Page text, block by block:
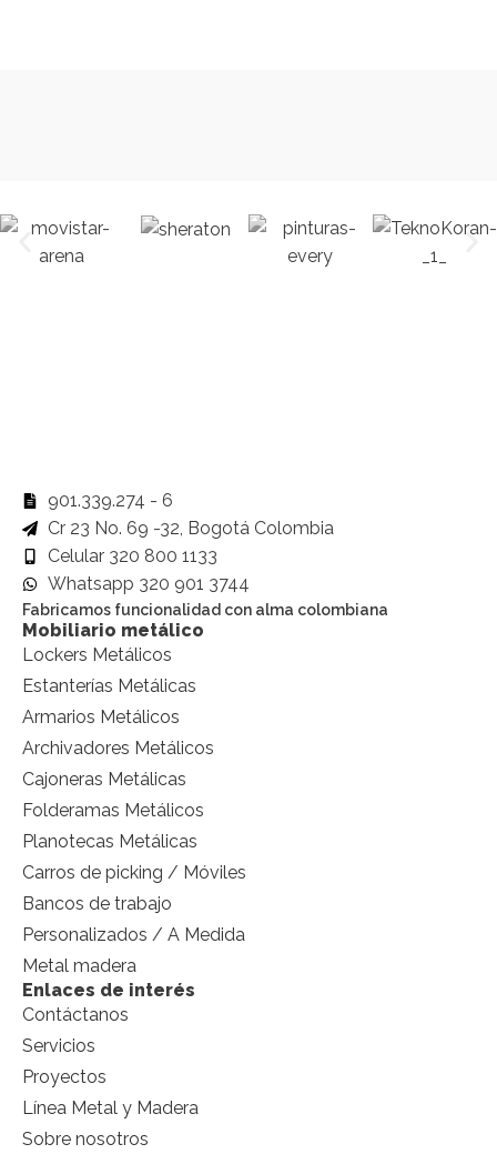
901.339.274 - 6
Cr 23 No. 69 -32, Bogotá Colombia
Celular 320 800 1133
Whatsapp 320 901 3744
Fabricamos funcionalidad con alma colombiana
Mobiliario metálico
Lockers Metálicos
Estanterías Metálicas
Armarios Metálicos
Archivadores Metálicos
Cajoneras Metálicas
Folderamas Metálicos
Planotecas Metálicas
Carros de picking / Móviles
Bancos de trabajo
Personalizados / A Medida
Metal madera
Enlaces de interés
Contáctanos
Servicios
Proyectos
Línea Metal y Madera
Sobre nosotros